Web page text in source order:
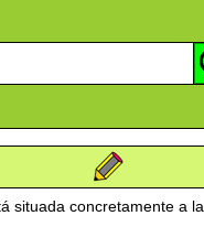
situada concretamente a la